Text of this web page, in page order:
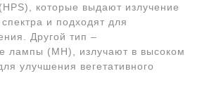
которые выдают излучение
и подходят для
Другой тип –
лампы (MH), излучают в высоком
улучшения вегетативного